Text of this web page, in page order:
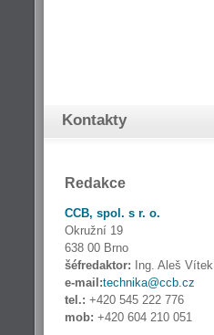
Kontakty
Redakce
CCB, spol. s r. o.
Okružní 19
638 00 Brno
šéfredaktor: Ing. Aleš Vítek
e-mail:technika@ccb.cz
tel.: +420 545 222 776
mob: +420 604 210 051